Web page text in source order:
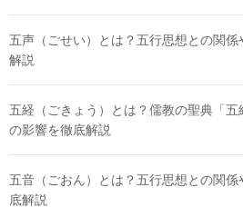
五声（ごせい）とは？五行思想との関係
解説
五経（ごきょう）とは？儒教の聖典「
の影響を徹底解説
五音（ごおん）とは？五行思想との関
底解説